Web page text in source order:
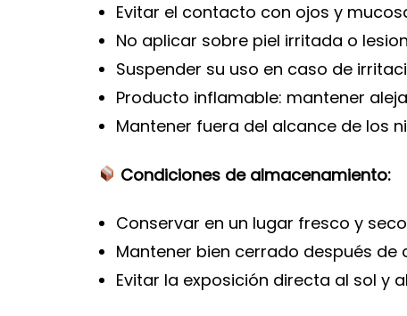
Evitar el contacto con ojos y
No aplicar sobre piel irritada o
Suspender su uso en caso de
Producto inflamable: mantener
Mantener fuera del alcance de los
Condiciones de almacenamiento:
Conservar en un lugar fresco y seco
Mantener bien cerrado después de
Evitar la exposición directa al sol y